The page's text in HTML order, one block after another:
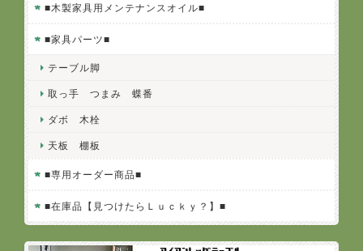
■木製家具用メンテナンスオイル■
■家具パーツ■
テーブル脚
取っ手 つまみ 蝶番
ダボ 木栓
天板 棚板
■専用オーダー商品■
■在庫品【見つけたらＬｕｃｋｙ？】■